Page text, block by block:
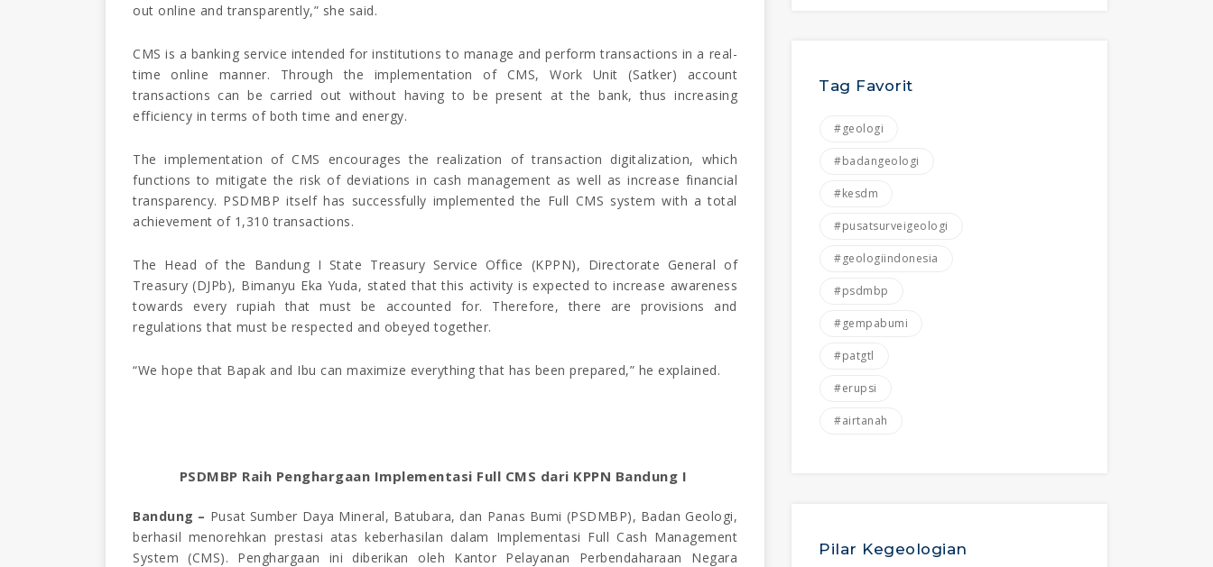
out online and transparently,” she said.
CMS is a banking service intended for institutions to manage and perform transactions in a real-
time online manner. Through the implementation of CMS, Work Unit (Satker) account
transactions can be carried out without having to be present at the bank, thus increasing
efficiency in terms of both time and energy.
The implementation of CMS encourages the realization of transaction digitalization, which
functions to mitigate the risk of deviations in cash management as well as increase financial
transparency. PSDMBP itself has successfully implemented the Full CMS system with a total
achievement of 1,310 transactions.
The Head of the Bandung I State Treasury Service Office (KPPN), Directorate General of
Treasury (DJPb), Bimanyu Eka Yuda, stated that this activity is expected to increase awareness
towards every rupiah that must be accounted for. Therefore, there are provisions and
regulations that must be respected and obeyed together.
“We hope that Bapak and Ibu can maximize everything that has been prepared,” he explained.
PSDMBP Raih Penghargaan Implementasi Full CMS dari KPPN Bandung I
Bandung – Pusat Sumber Daya Mineral, Batubara, dan Panas Bumi (PSDMBP), Badan Geologi,
berhasil menorehkan prestasi atas keberhasilan dalam Implementasi Full Cash Management
System (CMS). Penghargaan ini diberikan oleh Kantor Pelayanan Perbendaharaan Negara
Tag Favorit
#geologi
#badangeologi
#kesdm
#pusatsurveigeologi
#geologiindonesia
#psdmbp
#gempabumi
#patgtl
#erupsi
#airtanah
Pilar Kegeologian